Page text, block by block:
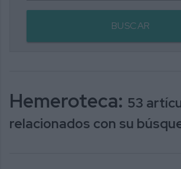
BUSCAR
Hemeroteca: 53
relacionados con su